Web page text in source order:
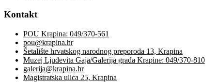
Kontakt
POU Krapina: 049/370-561
pou@krapina.hr
Šetalište hrvatskog narodnog preporoda 13, Krapina
Muzej Ljudevita Gaja/Galerija grada Krapine: 049/370-810
galerija@krapina.hr
Magistratska ulica 25, Krapina